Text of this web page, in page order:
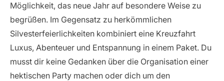
6. Packliste für deine Silvester Kreuzfahrt
Festliche Kleidung für die Silvester-Gala
Praktische Tipps für verschiedene Klimazonen
7. Silvester-Traditionen auf Kreuzfahrtschiffen
Internationale Bräuche zum Jahreswechsel
Möglichkeit, das neue Jahr auf besondere Weise zu
begrüßen. Im Gegensatz zu herkömmlichen
Silvesterfeierlichkeiten kombiniert eine Kreuzfahrt
Luxus, Abenteuer und Entspannung in einem Paket. Du
musst dir keine Gedanken über die Organisation einer
hektischen Party machen oder dich um den